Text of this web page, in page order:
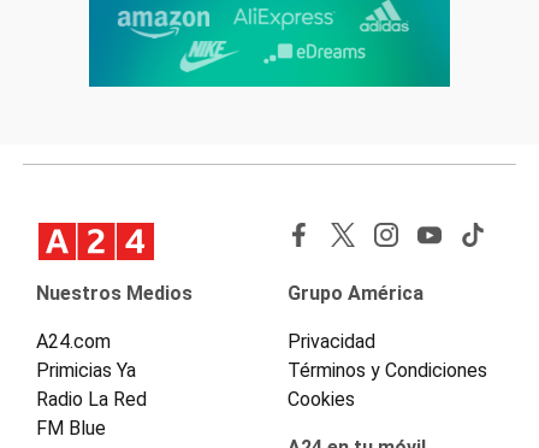
Nuestros Medios
A24.com
Primicias Ya
Radio La Red
FM Blue
Grupo América
Privacidad
Términos y Condiciones
Cookies